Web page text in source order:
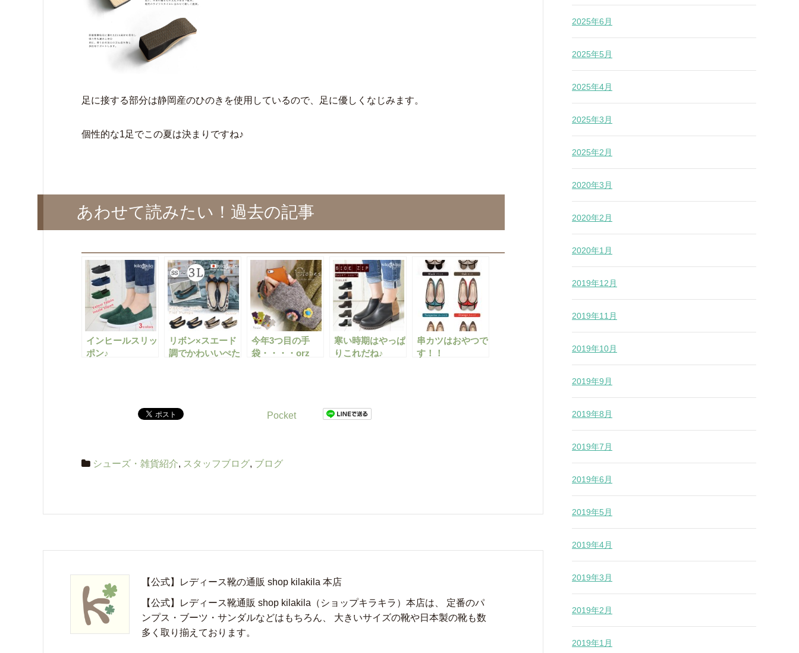
足に接する部分は静岡産のひのきを使用しているので、足に優しくなじみます。
個性的な1足でこの夏は決まりですね♪
あわせて読みたい！過去の記事
インヒールスリッ
ポン♪
リボン×スエード
調でかわいいぺた
今年3つ目の手
袋・・・・orz
寒い時期はやっぱ
りこれだね♪
串カツはおやつで
す！！
Pocket
シューズ・雑貨紹介, スタッフブログ, ブログ
【公式】レディース靴の通販 shop kilakila 本店
【公式】レディース靴通販 shop kilakila（ショップキラキラ）本店は、 定番のパ
ンプス・ブーツ・サンダルなどはもちろん、 大きいサイズの靴や日本製の靴も数
多く取り揃えております。
2025年6月
2025年5月
2025年4月
2025年3月
2025年2月
2020年3月
2020年2月
2020年1月
2019年12月
2019年11月
2019年10月
2019年9月
2019年8月
2019年7月
2019年6月
2019年5月
2019年4月
2019年3月
2019年2月
2019年1月